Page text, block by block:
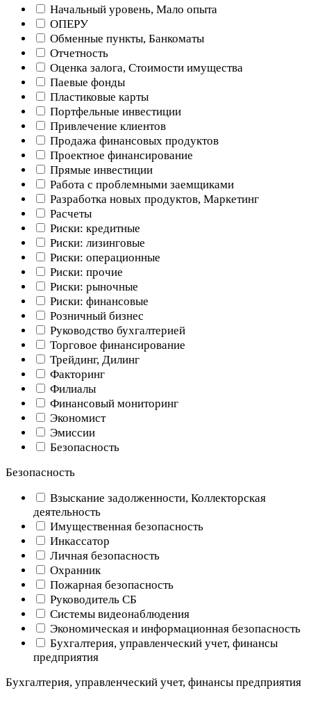
Начальный уровень, Мало опыта
ОПЕРУ
Обменные пункты, Банкоматы
Отчетность
Оценка залога, Стоимости имущества
Паевые фонды
Пластиковые карты
Портфельные инвестиции
Привлечение клиентов
Продажа финансовых продуктов
Проектное финансирование
Прямые инвестиции
Работа с проблемными заемщиками
Разработка новых продуктов, Маркетинг
Расчеты
Риски: кредитные
Риски: лизинговые
Риски: операционные
Риски: прочие
Риски: рыночные
Риски: финансовые
Розничный бизнес
Руководство бухгалтерией
Торговое финансирование
Трейдинг, Дилинг
Факторинг
Филиалы
Финансовый мониторинг
Экономист
Эмиссии
Безопасность
Безопасность
Взыскание задолженности, Коллекторская
деятельность
Имущественная безопасность
Инкассатор
Личная безопасность
Охранник
Пожарная безопасность
Руководитель СБ
Системы видеонаблюдения
Экономическая и информационная безопасность
Бухгалтерия, управленческий учет, финансы
предприятия
Бухгалтерия, управленческий учет, финансы предприятия